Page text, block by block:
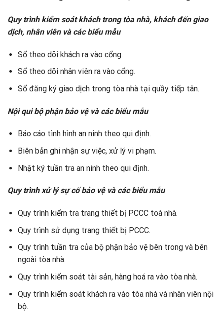
Quy trình kiểm soát khách trong tòa nhà, khách đến giao
dịch, nhân viên và các biểu mẫu
Sổ theo dõi khách ra vào cổng.
Sổ theo dõi nhân viên ra vào cổng.
Sổ đăng ký giao dịch trong tòa nhà tại quầy tiếp tân.
Nội qui bộ phận bảo vệ và các biểu mẫu
Báo cáo tình hình an ninh theo qui định.
Biên bản ghi nhận sự việc, xử lý vi phạm.
Nhật ký tuần tra an ninh theo qui định.
Quy trình xử lý sự cố bảo vệ và các biểu mẫu
Quy trình kiểm tra trang thiết bị PCCC toà nhà.
Quy trình sử dụng trang thiết bị PCCC.
Quy trình tuần tra của bộ phận bảo vệ bên trong và bên
ngoài tòa nhà.
Quy trình kiểm soát tài sản, hàng hoá ra vào tòa nhà.
Quy trình kiểm soát khách ra vào tòa nhà và nhân viên nội
bộ.